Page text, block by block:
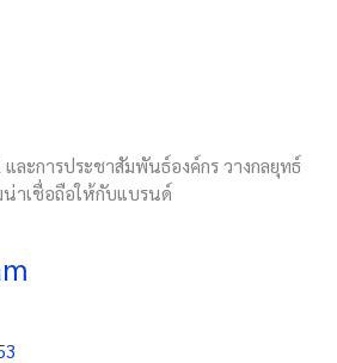
ละการประชาสัมพันธ์องค์กร วางกลยุทธ์
น่าเชื่อถือให้กับแบรนด์